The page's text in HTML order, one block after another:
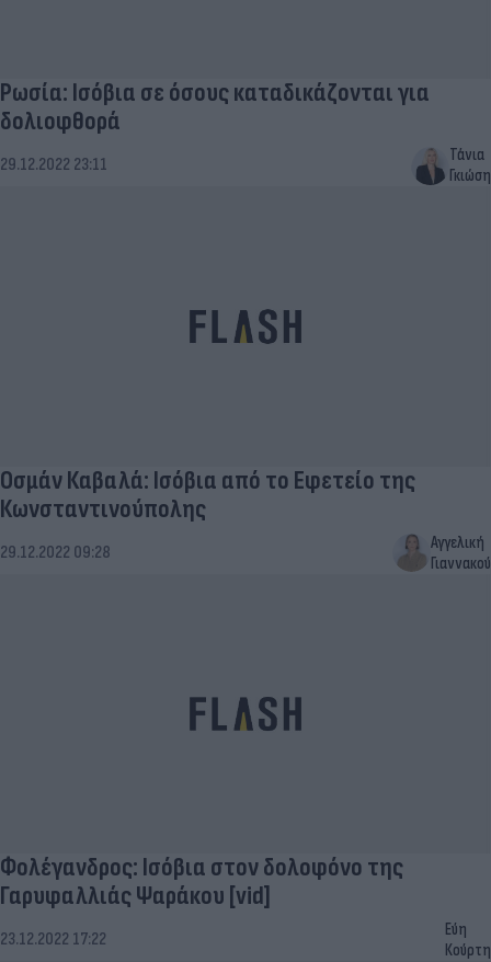
Ρωσία: Ισόβια σε όσους καταδικάζονται για
δολιοφθορά
29.12.2022 23:11
Τάνια
Γκιώση
Οσμάν Καβαλά: Ισόβια από το Εφετείο της
Κωνσταντινούπολης
29.12.2022 09:28
Αγγελική
Γιαννακού
Φολέγανδρος: Ισόβια στον δολοφόνο της
Γαρυφαλλιάς Ψαράκου [vid]
23.12.2022 17:22
Εύη
Κούρτη